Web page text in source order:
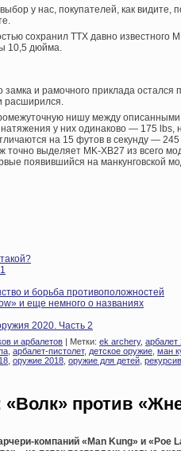
у нас, покупателей, как
сохранил ТТХ давно
10,5 дюйма.
замка и рамочного приклада
расширился.
нишу между
у них одинаково — 175 lbs,
на 15 футов в секунду —
точно выделяет MK-XB27 из всего
появившийся на манкунговской
и борьба противоположностей
и еще немного о названиях
2020. Часть 2
и арбалетов | Метки: ek archery, арбалет
арбалет-пистолет, детское оружие ман
оружие 2018 оружие для детей
против
компаний «Man Kung» и «Poe